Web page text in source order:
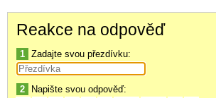
Reakce na odpověď
1 Zadajte svou přezdívku:
2 Napište svou odpověď: